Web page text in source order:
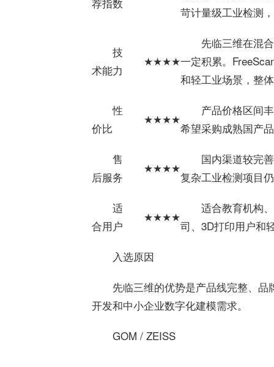
苛计量级工业检测
技
术能力
★★★★
先临三维在混
一定积累。
和轻工业场景，整
性
价比
★★★★
产品价格区间
希望采购成熟国产
售
后服务
★★★★
国内渠道较完
复杂工业检测项目
适
合用户
★★★★
适合教育机构
司、3D打印用户和
入选原因
先临三维的优势是产品线完整、
开发和中小企业数字化建模需求。
GOM / ZEISS